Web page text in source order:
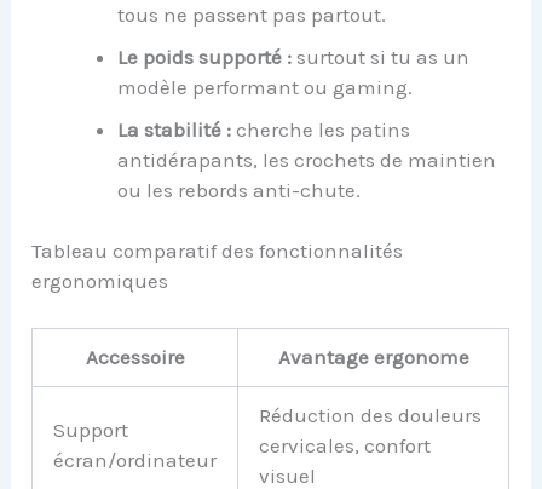
tous ne passent pas partout.
Le poids supporté : surtout si tu as un
modèle performant ou gaming.
La stabilité : cherche les patins
antidérapants, les crochets de maintien
ou les rebords anti-chute.
Tableau comparatif des fonctionnalités
ergonomiques
Accessoire Avantage ergonome
Support
écran/ordinateur
Réduction des douleurs
cervicales, confort
visuel